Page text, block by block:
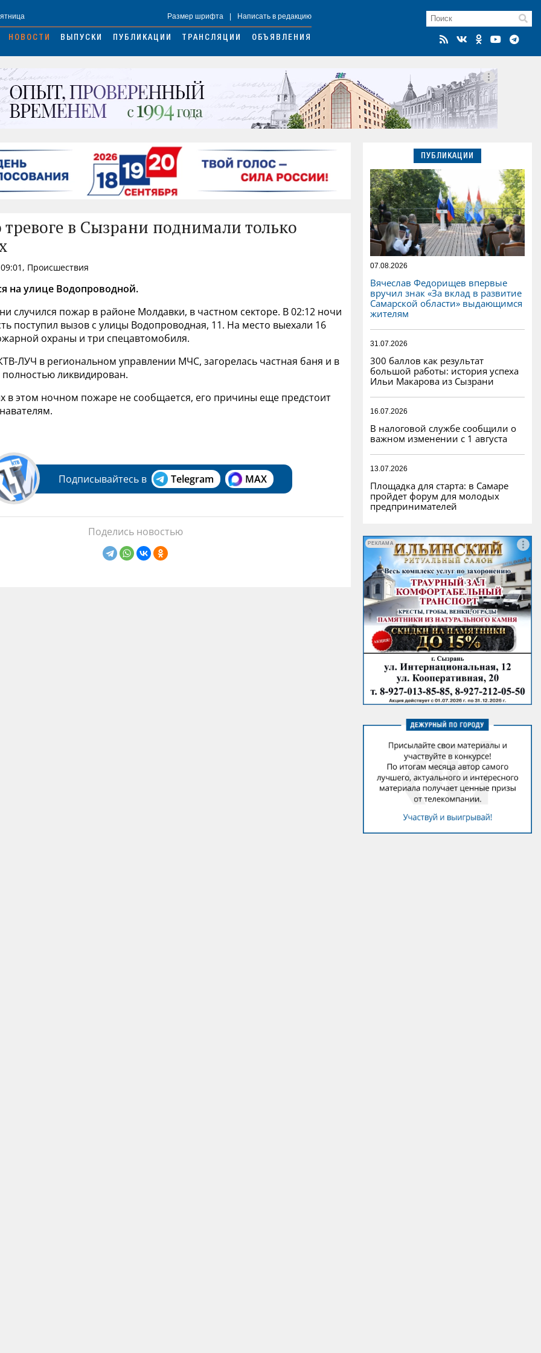
Размер шрифта Написать в редакцию
НОВОСТИ ВЫПУСКИ ПУБЛИКАЦИИ ТРАНСЛЯЦИИ ОБЪЯВЛЕНИЯ
в Сызрани поднимали только
Происшествия
на улице Водопроводной.
случился пожар в районе Молдавки, в частном секторе. В 02:12 ночи
поступил вызов с улицы Водопроводная, 11. На место выехали 16
охраны и три спецавтомобиля.
ЛУЧ в региональном управлении МЧС, загорелась частная баня и в
ликвидирован.
в этом ночном пожаре не сообщается, его причины еще предстоит
Подписывайтесь в Telegram MAX
Поделись новостью
ПУБЛИКАЦИИ
07.08.2026
Вячеслав Федорищев впервые
вручил знак «За вклад в развитие
Самарской области» выдающимся
жителям
31.07.2026
300 баллов как результат
большой работы: история успеха
Ильи Макарова из Сызрани
16.07.2026
В налоговой службе сообщили о
важном изменении с 1 августа
13.07.2026
Площадка для старта: в Самаре
пройдет форум для молодых
предпринимателей
РЕКЛАМА